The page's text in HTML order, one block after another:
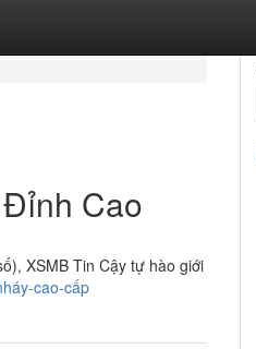
Cao
XSMB Tin Cậy tự hào giới
cao-cấp